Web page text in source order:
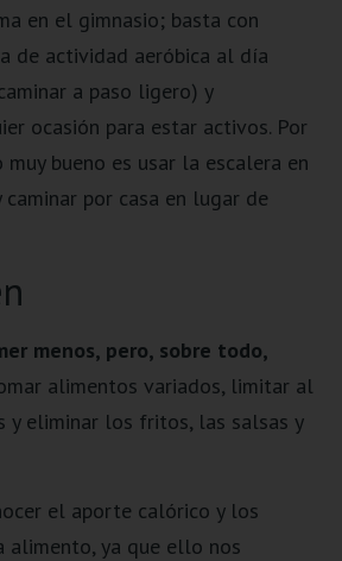
en el gimnasio; basta con
de actividad aeróbica al día
a paso ligero) y
ocasión para estar activos. Por
bueno es usar la escalera en
por casa en lugar de
menos, pero, sobre todo,
alimentos variados, limitar al
y eliminar los fritos, las salsas y
el aporte calórico y los
alimento, ya que ello nos